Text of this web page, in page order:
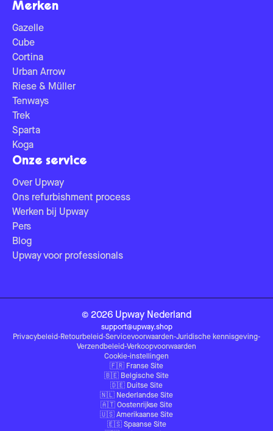
Merken
Gazelle
Cube
Cortina
Urban Arrow
Riese & Müller
Tenways
Trek
Sparta
Koga
Onze service
Over Upway
Ons refurbishment process
Werken bij Upway
Pers
Blog
Upway voor professionals
© 2026 Upway Nederland
support@upway.shop
Privacybeleid-Retourbeleid-Servicevoorwaarden-Juridische kennisgeving-
Verzendbeleid-Verkoopvoorwaarden
Cookie-instellingen
🇫🇷 Franse Site
🇧🇪 Belgische Site
🇩🇪 Duitse Site
🇳🇱 Nederlandse Site
🇦🇹 Oostenrijkse Site
🇺🇸 Amerikaanse Site
🇪🇸 Spaanse Site